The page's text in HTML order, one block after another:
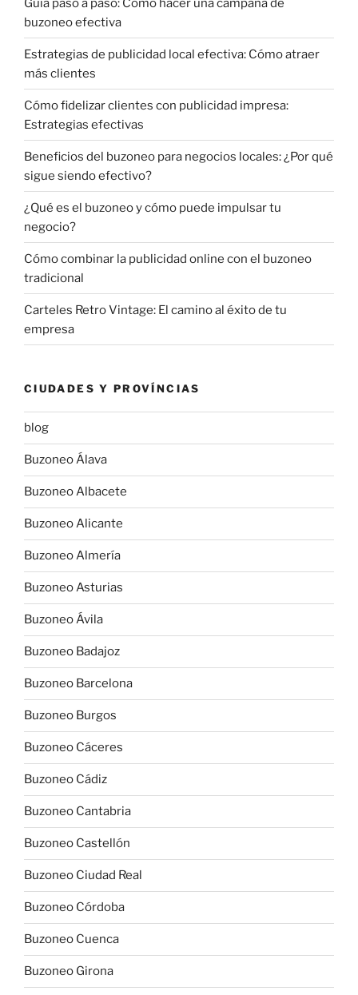
Guía paso a paso: Cómo hacer una campaña de
buzoneo efectiva
Estrategias de publicidad local efectiva: Cómo atraer
más clientes
Cómo fidelizar clientes con publicidad impresa:
Estrategias efectivas
Beneficios del buzoneo para negocios locales: ¿Por qué
sigue siendo efectivo?
¿Qué es el buzoneo y cómo puede impulsar tu
negocio?
Cómo combinar la publicidad online con el buzoneo
tradicional
Carteles Retro Vintage: El camino al éxito de tu
empresa
CIUDADES Y PROVÍNCIAS
blog
Buzoneo Álava
Buzoneo Albacete
Buzoneo Alicante
Buzoneo Almería
Buzoneo Asturias
Buzoneo Ávila
Buzoneo Badajoz
Buzoneo Barcelona
Buzoneo Burgos
Buzoneo Cáceres
Buzoneo Cádiz
Buzoneo Cantabria
Buzoneo Castellón
Buzoneo Ciudad Real
Buzoneo Córdoba
Buzoneo Cuenca
Buzoneo Girona